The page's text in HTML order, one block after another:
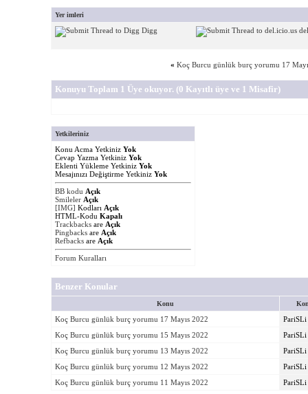
Yer imleri
Digg
« Koç Burcu günlük burç yorumu 17
Konuyu Toplam 1 Üye okuyor. (0 Kayıtlı üye ve 1 Misafir)
Yetkileriniz
Konu Acma Yetkiniz Yok
Cevap Yazma Yetkiniz Yok
Eklenti Yükleme Yetkiniz Yok
Mesajınızı Değiştirme Yetkiniz Yok
BB kodu Açık
Smileler Açık
[IMG] Kodları Açık
HTML-Kodu Kapalı
Trackbacks are Açık
Pingbacks are Açık
Refbacks are Açık
Forum Kuralları
Benzer Konular
Konu
Koç Burcu günlük burç yorumu 17 Mayıs 2022
PariSLi
Koç Burcu günlük burç yorumu 15 Mayıs 2022
PariSLi
Koç Burcu günlük burç yorumu 13 Mayıs 2022
PariSLi
Koç Burcu günlük burç yorumu 12 Mayıs 2022
PariSLi
Koç Burcu günlük burç yorumu 11 Mayıs 2022
PariSLi